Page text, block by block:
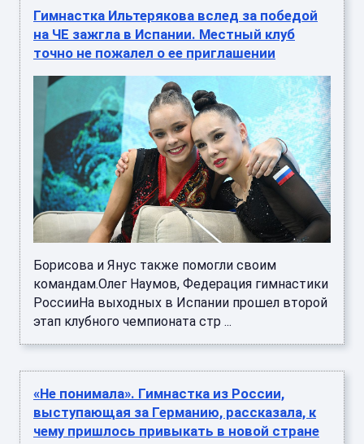
Гимнастка Ильтерякова вслед за победой
на ЧЕ зажгла в Испании. Местный клуб
точно не пожалел о ее приглашении
Борисова и Янус также помогли своим
командам.Олег Наумов, Федерация гимнастики
РоссииНа выходных в Испании прошел второй
этап клубного чемпионата стр ...
«Не понимала». Гимнастка из России,
выступающая за Германию, рассказала, к
чему пришлось привыкать в новой стране